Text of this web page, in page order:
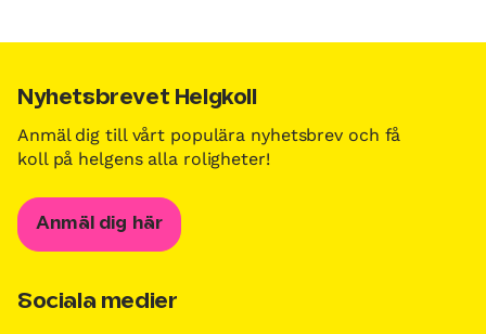
Nyhetsbrevet Helgkoll
Anmäl dig till vårt populära nyhetsbrev och få
koll på helgens alla roligheter!
Anmäl dig här
Sociala medier